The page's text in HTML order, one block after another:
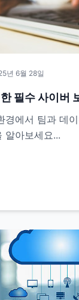
년 6월 28일
필수 사이버
경에서 팀과 데
알아보세요...